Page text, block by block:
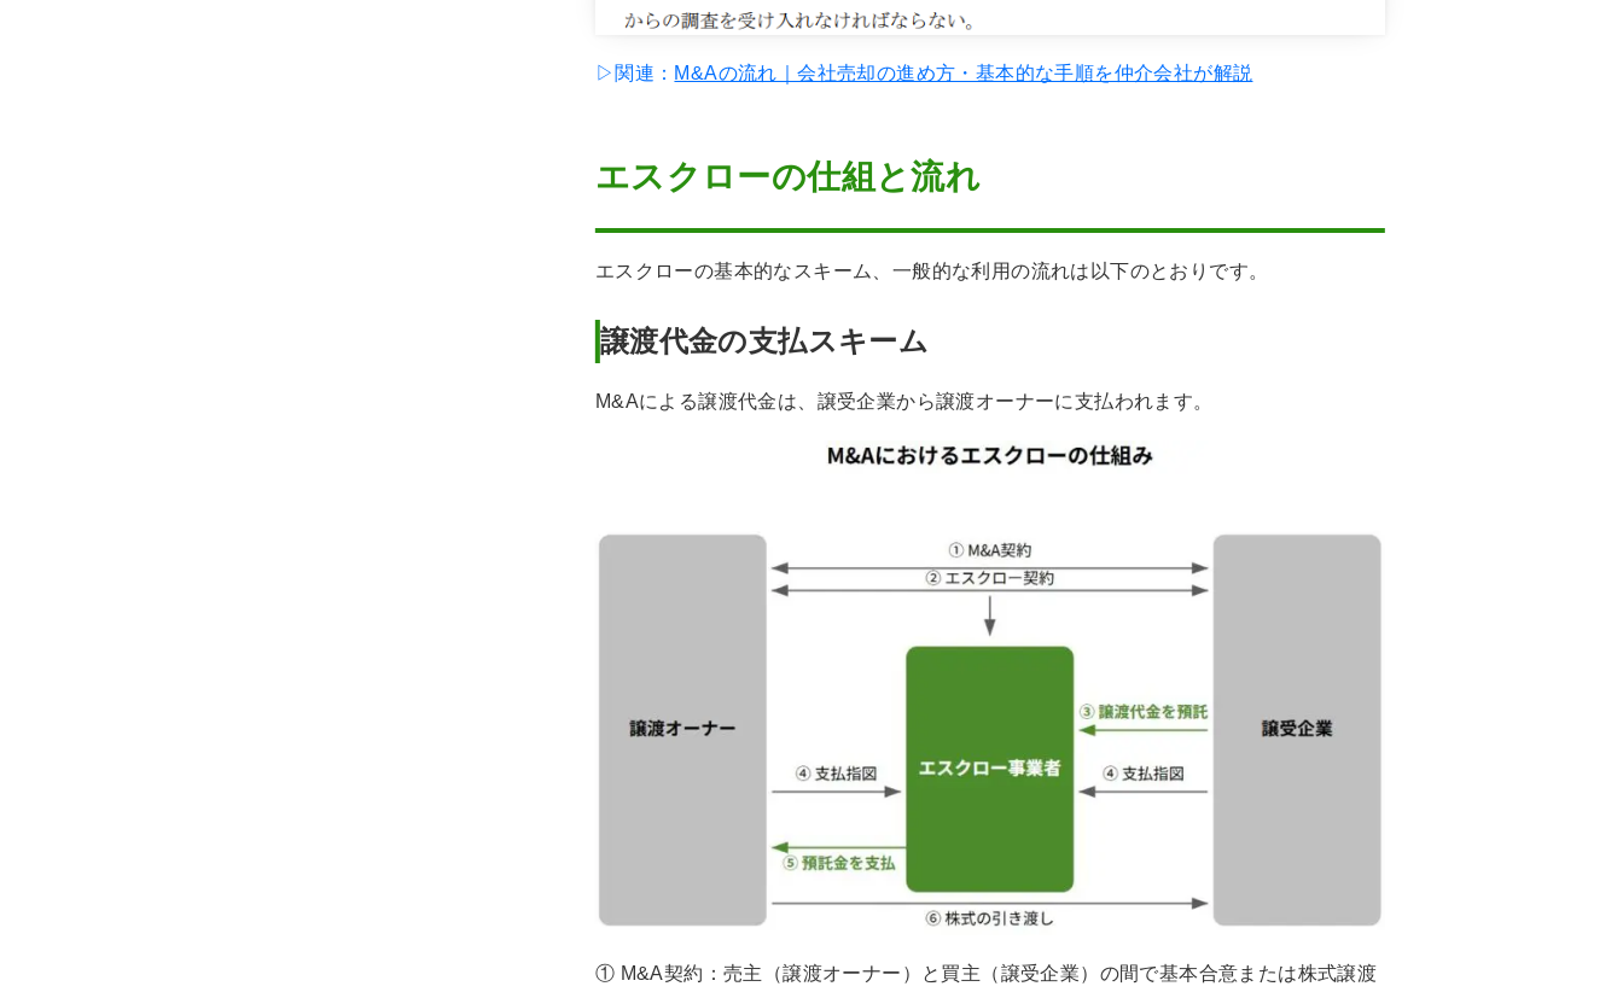
▷関連： M&Aの流れ｜会社売却の進め方・基本的な手順を仲介会社が解説
エスクローの仕組と流れ
エスクローの基本的なスキーム、一般的な利用の流れは以下のとおりです。
譲渡代金の支払スキーム
M&Aによる譲渡代金は、譲受企業から譲渡オーナーに支払われます。
① M&A契約：売主（譲渡オーナー）と買主（譲受企業）の間で基本合意または株式譲渡